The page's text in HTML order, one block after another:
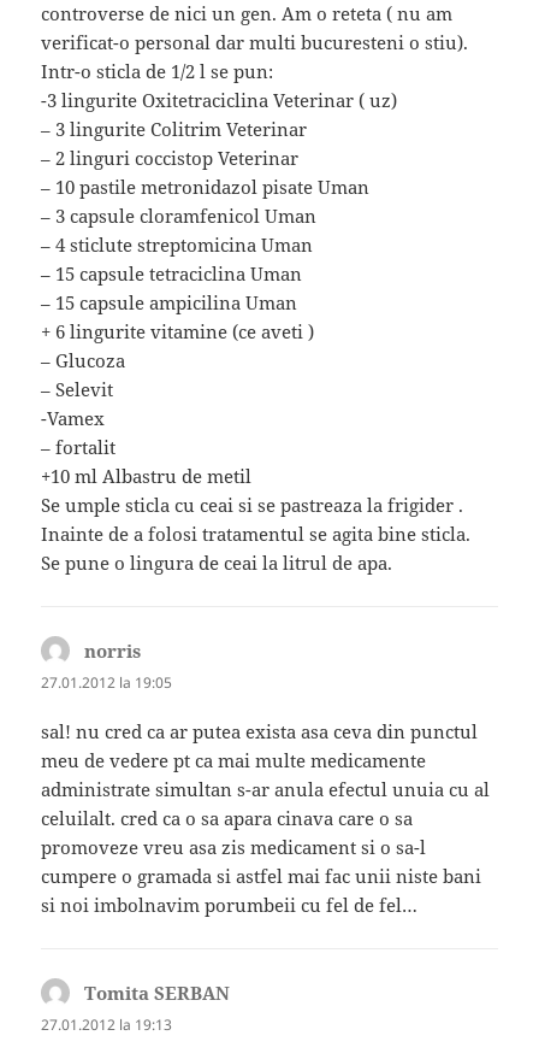
controverse de nici un gen. Am o reteta ( nu am
verificat-o personal dar multi bucuresteni o stiu).
Intr-o sticla de 1/2 l se pun:
-3 lingurite Oxitetraciclina Veterinar ( uz)
– 3 lingurite Colitrim Veterinar
– 2 linguri coccistop Veterinar
– 10 pastile metronidazol pisate Uman
– 3 capsule cloramfenicol Uman
– 4 sticlute streptomicina Uman
– 15 capsule tetraciclina Uman
– 15 capsule ampicilina Uman
+ 6 lingurite vitamine (ce aveti )
– Glucoza
– Selevit
-Vamex
– fortalit
+10 ml Albastru de metil
Se umple sticla cu ceai si se pastreaza la frigider .
Inainte de a folosi tratamentul se agita bine sticla.
Se pune o lingura de ceai la litrul de apa.
norris
27.01.2012 la 19:05
sal! nu cred ca ar putea exista asa ceva din punctul
meu de vedere pt ca mai multe medicamente
administrate simultan s-ar anula efectul unuia cu al
celuilalt. cred ca o sa apara cinava care o sa
promoveze vreu asa zis medicament si o sa-l
cumpere o gramada si astfel mai fac unii niste bani
si noi imbolnavim porumbeii cu fel de fel…
Tomita SERBAN
27.01.2012 la 19:13